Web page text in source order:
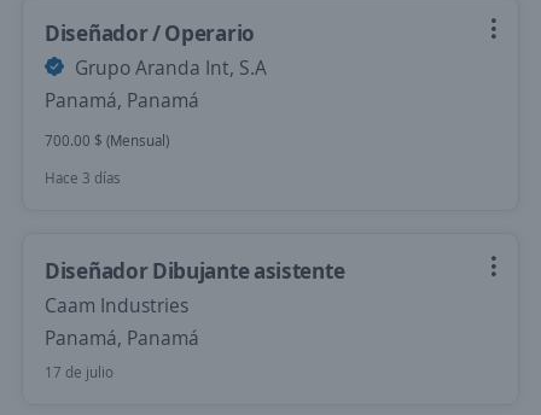
Diseñador / Operario
Grupo Aranda Int, S.A
Panamá, Panamá
700.00 $ (Mensual)
Hace 3 días
Diseñador Dibujante asistente
Caam Industries
Panamá, Panamá
17 de julio